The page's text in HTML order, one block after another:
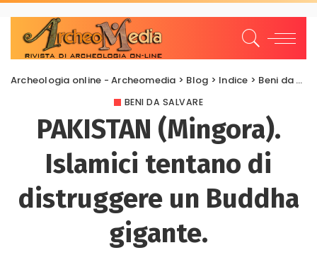
Archeologia online - Archeomedia > Blog > Indice > Beni da salvare
BENI DA SALVARE
PAKISTAN (Mingora).
Islamici tentano di
distruggere un Buddha
gigante.